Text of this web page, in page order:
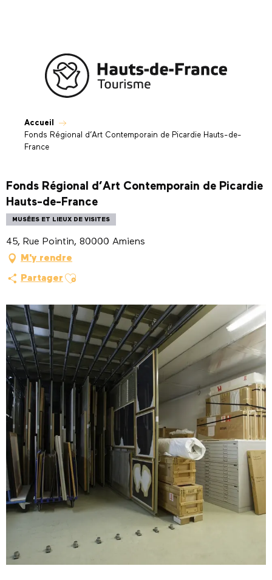
Accueil
Fonds Régional d’Art Contemporain de Picardie Hauts-de-
France
Fonds Régional d’Art Contemporain de Picardie
Hauts-de-France
MUSÉES ET LIEUX DE VISITES
45, Rue Pointin, 80000 Amiens
M'y rendre
Partager Ajouter aux favoris